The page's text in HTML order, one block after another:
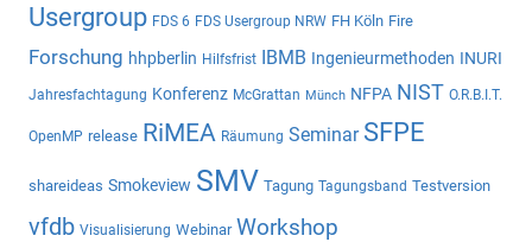
Usergroup FDS 6 FDS Usergroup NRW FH Köln Fire
Forschung hhpberlin Hilfsfrist IBMB Ingenieurmethoden INURI
Jahresfachtagung Konferenz McGrattan Münch NFPA NIST O.R.B.I.T.
OpenMP release RiMEA Räumung Seminar SFPE
shareideas Smokeview SMV Tagung Tagungsband Testversion
vfdb Visualisierung Webinar Workshop